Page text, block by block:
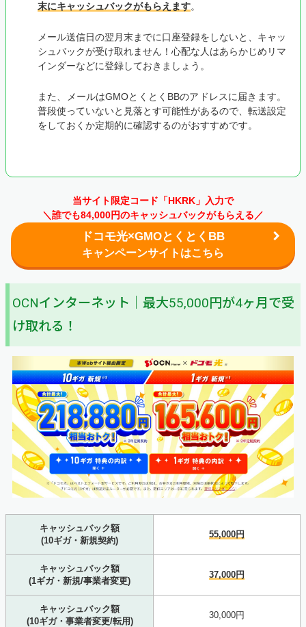
末にキャッシュバックがもらえます。
メール送信日の翌月末までに口座登録をしないと、キャッ
シュバックが受け取れません！心配な人はあらかじめリマ
インダーなどに登録しておきましょう。
また、メールはGMOとくとくBBのアドレスに届きます。
普段使っていないと見落とす可能性があるので、転送設定
をしておくか定期的に確認するのがおすすめです。
当サイト限定コード「HKRK」入力で
＼誰でも84,000円のキャッシュバックがもらえる／
ドコモ光×GMOとくとくBB
キャンペーンサイトはこちら
OCNインターネット｜最大55,000円が4ヶ月で受
け取れる！
キャッシュバック額
(10ギガ・新規契約)
55,000円
キャッシュバック額
(1ギガ・新規/事業者変更)
37,000円
キャッシュバック額
(10ギガ・事業者変更/転用)
30,000円